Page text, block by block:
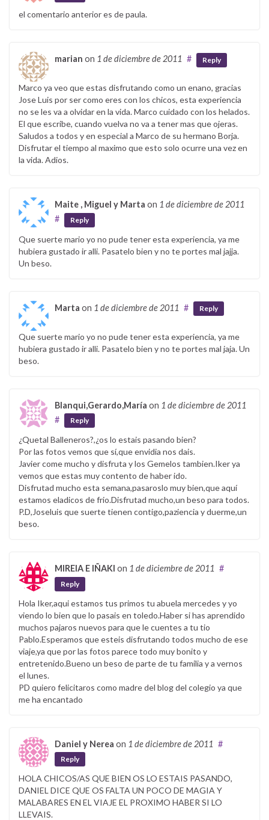
el comentario anterior es de paula.
marian on 1 de diciembre de 2011 # Reply
Marco ya veo que estas disfrutando como un enano, gracias
Jose Luis por ser como eres con los chicos, esta experiencia
no se les va a olvidar en la vida. Marco cuidado con los helados.
El que escribe, cuando vuelva no va a tener mas que ojeras.
Saludos a todos y en especial a Marco de su hermano Borja.
Disfrutar el tiempo al maximo que esto solo ocurre una vez en
la vida. Adios.
Maite , Miguel y Marta on 1 de diciembre de 2011
#
Reply
Que suerte mario yo no pude tener esta experiencia, ya me
hubiera gustado ir alli. Pasatelo bien y no te portes mal jajja.
Un beso.
Marta on 1 de diciembre de 2011 # Reply
Que suerte mario yo no pude tener esta experiencia, ya me
hubiera gustado ir alli. Pasatelo bien y no te portes mal jaja. Un
beso.
Blanqui,Gerardo,María on 1 de diciembre de 2011
#
Reply
¿Quetal Balleneros?,¿os lo estais pasando bien?
Por las fotos vemos que sí,que envidia nos dais.
Javier come mucho y disfruta y los Gemelos tambien.Iker ya
vemos que estas muy contento de haber ido.
Disfrutad mucho esta semana,pasaroslo muy bien,que aquí
estamos eladicos de frio.Disfrutad mucho,un beso para todos.
P.D,Joseluis que suerte tienen contigo,paziencia y duerme,un
beso.
MIREIA E IÑAKI on 1 de diciembre de 2011 #
Reply
Hola Iker,aqui estamos tus primos tu abuela mercedes y yo
viendo lo bien que lo pasais en toledo.Haber si has aprendido
muchos pajaros nuevos para que le cuentes a tu tio
Pablo.Esperamos que esteis disfrutando todos mucho de ese
viaje,ya que por las fotos parece todo muy bonito y
entretenido.Bueno un beso de parte de tu familia y a vernos
el lunes.
PD quiero felicitaros como madre del blog del colegio ya que
me ha encantado
Daniel y Nerea on 1 de diciembre de 2011 #
Reply
HOLA CHICOS/AS QUE BIEN OS LO ESTAIS PASANDO,
DANIEL DICE QUE OS FALTA UN POCO DE MAGIA Y
MALABARES EN EL VIAJE EL PROXIMO HABER SI LO
LLEVAIS.